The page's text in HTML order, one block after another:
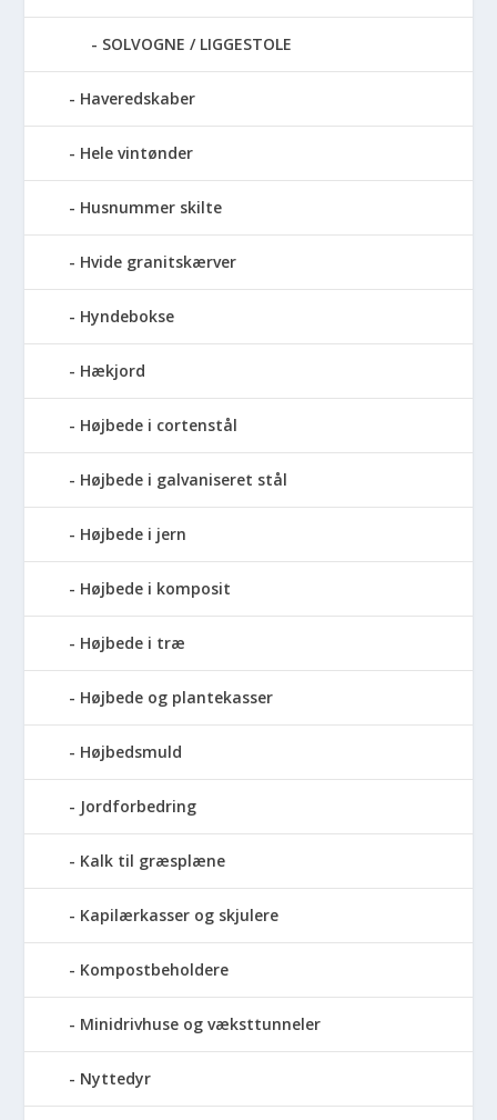
SOLVOGNE / LIGGESTOLE
Haveredskaber
Hele vintønder
Husnummer skilte
Hvide granitskærver
Hyndebokse
Hækjord
Højbede i cortenstål
Højbede i galvaniseret stål
Højbede i jern
Højbede i komposit
Højbede i træ
Højbede og plantekasser
Højbedsmuld
Jordforbedring
Kalk til græsplæne
Kapilærkasser og skjulere
Kompostbeholdere
Minidrivhuse og væksttunneler
Nyttedyr